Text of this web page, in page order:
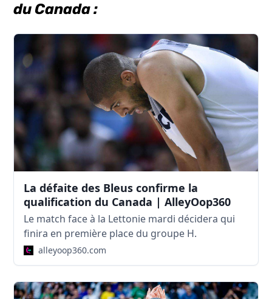
du Canada :
La défaite des Bleus confirme la
qualification du Canada | AlleyOop360
Le match face à la Lettonie mardi décidera qui
finira en première place du groupe H.
alleyoop360.com